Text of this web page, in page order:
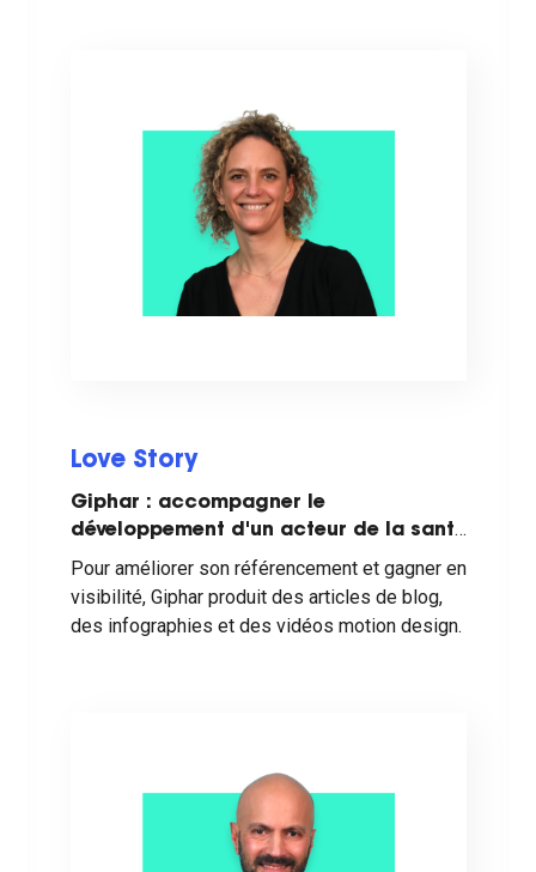
Love Story
Giphar : accompagner le
développement d'un acteur de la santé
en France
Pour améliorer son référencement et gagner en
visibilité, Giphar produit des articles de blog,
des infographies et des vidéos motion design.